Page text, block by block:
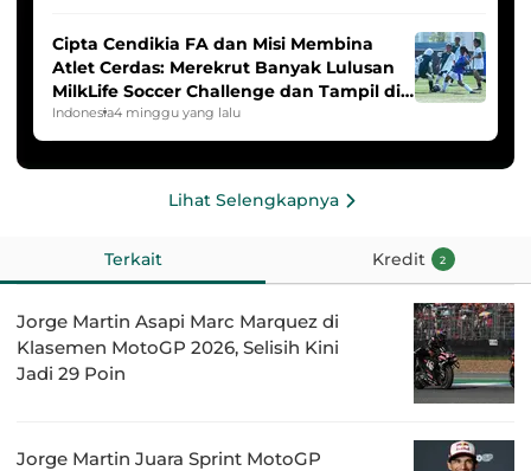
Cipta Cendikia FA dan Misi Membina
Atlet Cerdas: Merekrut Banyak Lulusan
MilkLife Soccer Challenge dan Tampil di
HYDROPLUS Soccer League
Indonesia4 minggu yang lalu
Lihat Selengkapnya
Terkait Kredit 2
Jorge Martin Asapi Marc Marquez di
Klasemen MotoGP 2026, Selisih Kini
Jadi 29 Poin
Jorge Martin Juara Sprint MotoGP